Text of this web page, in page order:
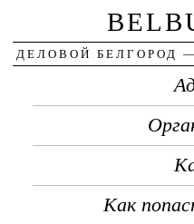
ДЕЛОВОЙ БЕЛГОРОД
Как